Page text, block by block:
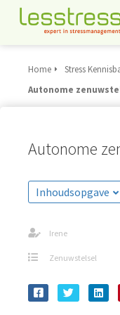
Home Stress
Autonome
Autonome
Inhoudsopgave
Irene
Zenuwstelsel
te
Ze
deze